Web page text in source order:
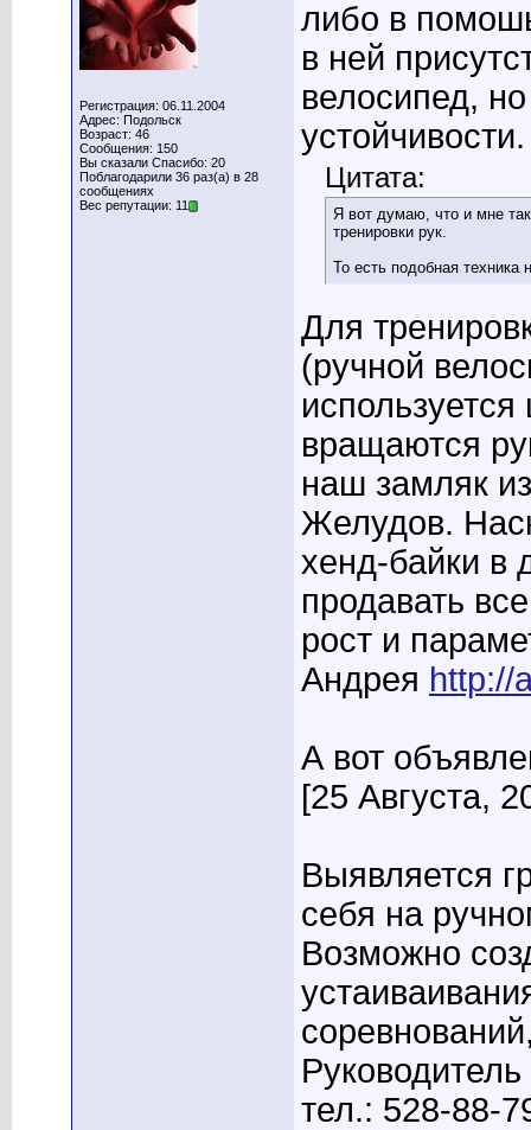
Регистрация: 06.11.2004
Адрес: Подольск
Возраст: 46
Сообщения: 150
Вы сказали Спасибо: 20
Поблагодарили 36 раз(а) в 28
сообщениях
Вес репутации: 11
либо в
в ней
велосипед,
устойчивости.
Цитата:
Я вот думаю, что и мне
тренировки рук.
То есть подобная техника
Для
(ручной
вращаются
наш замляк
Желудов.
хенд-байки в
продавать
рост и
Андрея http://
А вот
[25 Августа,
Выявляется
себя на
Возможно
тел.: 528-88-